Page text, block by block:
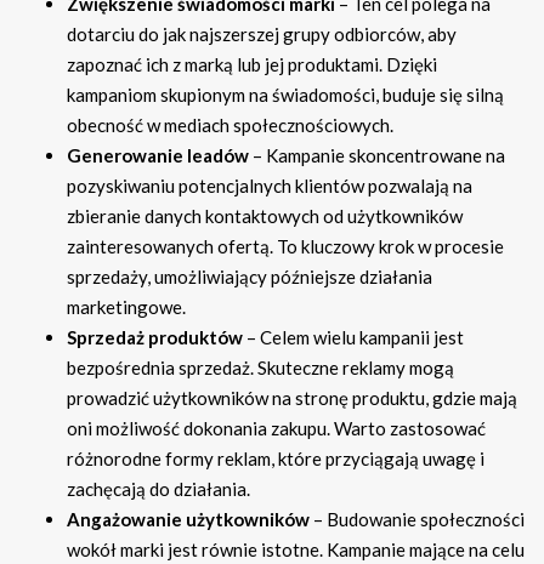
dotarciu do jak najszerszej grupy odbiorców, aby
zapoznać ich z marką lub jej produktami. Dzięki
kampaniom skupionym na świadomości, buduje się silną
obecność w mediach społecznościowych.
Generowanie leadów – Kampanie skoncentrowane na
pozyskiwaniu potencjalnych klientów pozwalają na
zbieranie danych kontaktowych od użytkowników
zainteresowanych ofertą. To kluczowy krok w procesie
sprzedaży, umożliwiający późniejsze działania
marketingowe.
Sprzedaż produktów – Celem wielu kampanii jest
bezpośrednia sprzedaż. Skuteczne reklamy mogą
prowadzić użytkowników na stronę produktu, gdzie mają
oni możliwość dokonania zakupu. Warto zastosować
różnorodne formy reklam, które przyciągają uwagę i
zachęcają do działania.
Angażowanie użytkowników – Budowanie społeczności
wokół marki jest równie istotne. Kampanie mające na celu